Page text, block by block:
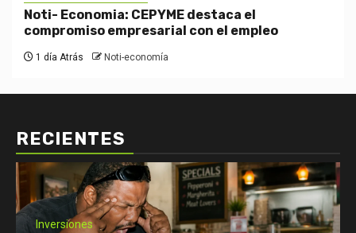
Noti- Economia: CEPYME destaca el
compromiso empresarial con el empleo
1 día Atrás Noti-economía
RECIENTES
Economía: Noticias Emprendimiento y Negocios